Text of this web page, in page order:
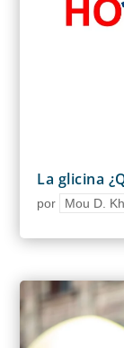
La glicina
por Mou D.